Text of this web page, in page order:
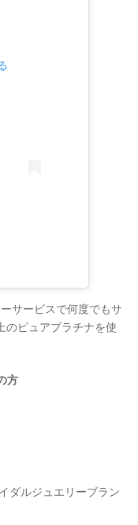
サービスで何度でもサ
のピュアプラチナを使
方
ダルジュエリーブラン